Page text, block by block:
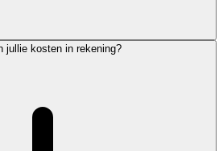
jullie kosten in rekening?